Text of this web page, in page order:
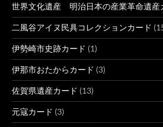
世界文化遺産 明治日本の産業革命遺産
二風谷アイヌ民具コレクションカード
伊勢崎市史跡カード (1)
伊那市おたからカード (3)
佐賀県遺産カード (13)
元寇カード (3)